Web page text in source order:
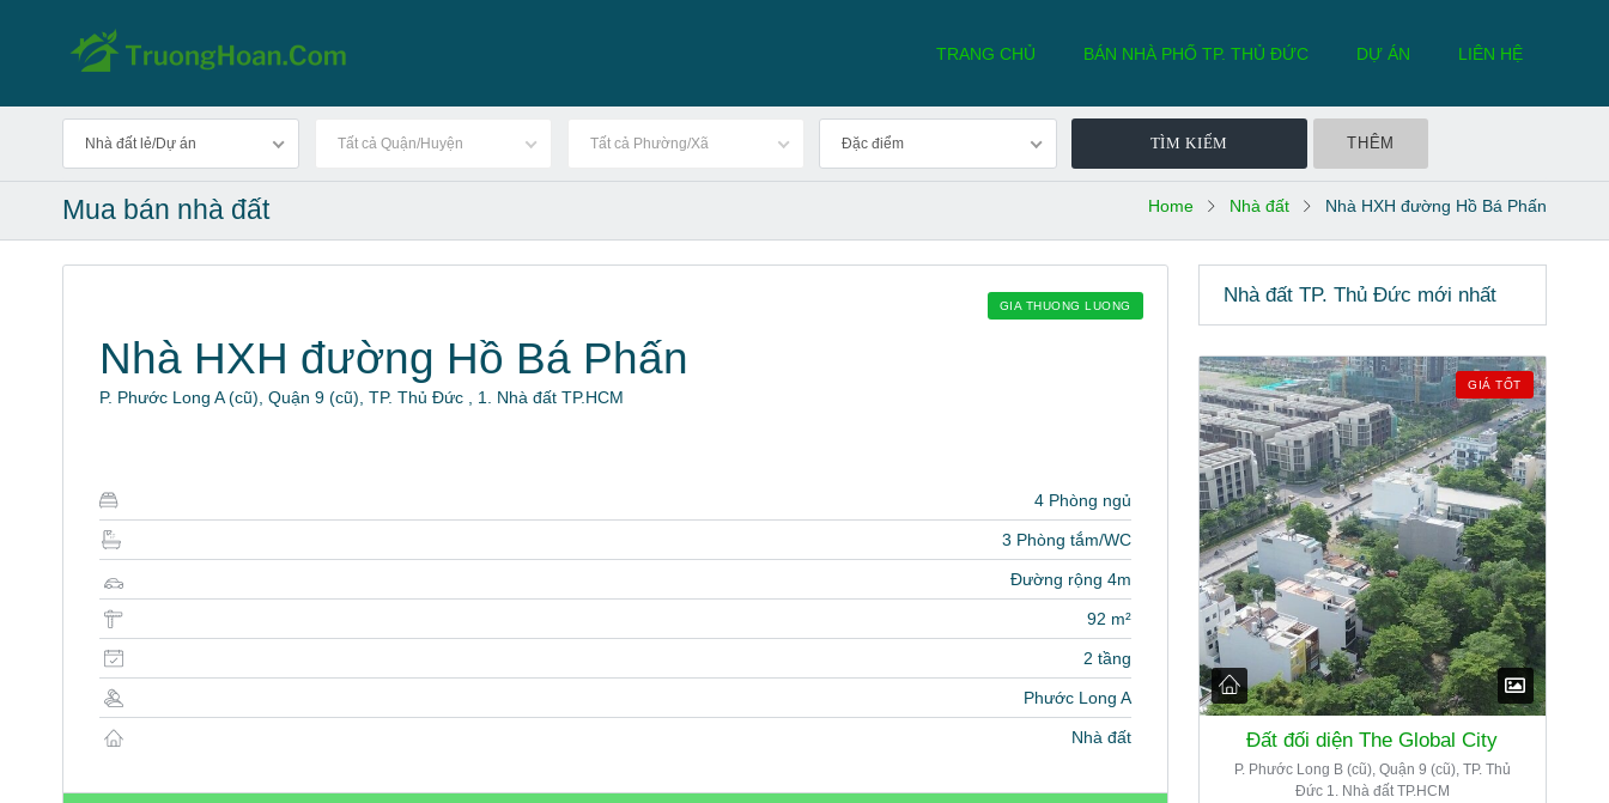
TRANG CHỦ BÁN NHÀ PHỐ TP. THỦ ĐỨC DỰ ÁN LIÊN HỆ
Nhà đất lẻ/Dự án Tất cả Quận/Huyện Tất cả Phường/Xã Đặc điểm THÊM
Mua bán nhà đất Home Nhà đất Nhà HXH đường Hồ Bá Phấn
GIA THUONG LUONG
Nhà HXH đường Hồ Bá Phấn
P. Phước Long A (cũ), Quận 9 (cũ), TP. Thủ Đức , 1. Nhà đất TP.HCM
4 Phòng ngủ
3 Phòng tắm/WC
Đường rộng 4m
92 m²
2 tầng
Phước Long A
Nhà đất
Nhà đất TP. Thủ Đức mới nhất
GIÁ TỐT
Đất đối diện The Global City
P. Phước Long B (cũ), Quận 9 (cũ), TP. Thủ
Đức 1. Nhà đất TP.HCM